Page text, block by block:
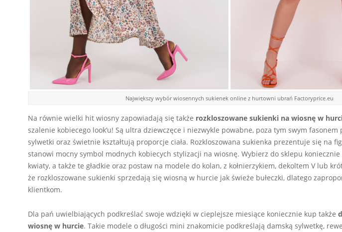
Największy wybór wiosennych sukienek online z hurtowni ubrań Factoryprice.eu
Na równie wielki hit wiosny zapowiadają się także rozkloszowane sukienki na wiosnę w
szalenie kobiecego look’u! Są ultra dziewczęce i niezwykle powabne, poza tym swym
sylwetki oraz świetnie kształtują proporcje ciała. Rozkloszowana sukienka prezentuje się na
stanowi mocny symbol modnych kobiecych stylizacji na wiosnę. Wybierz do sklepu
kwiaty, a także te gładkie oraz postaw na modele do kolan, z kołnierzykiem, dekoltem V lub
że rozkloszowane sukienki sprzedają się wiosną w hurcie jak świeże bułeczki, dlatego
klientkom.
Dla pań uwielbiających podkreślać swoje wdzięki w cieplejsze miesiące koniecznie kup także
wiosnę w hurcie. Takie modele o długości mini znakomicie podkreślają damską sylwetkę,